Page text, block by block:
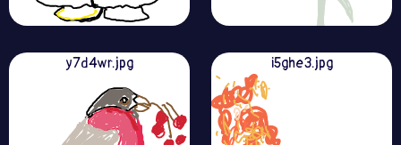
y7d4wr.jpg i5ghe3.jpg